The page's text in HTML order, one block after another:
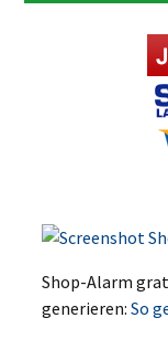
Shop-Alarm
generieren:So